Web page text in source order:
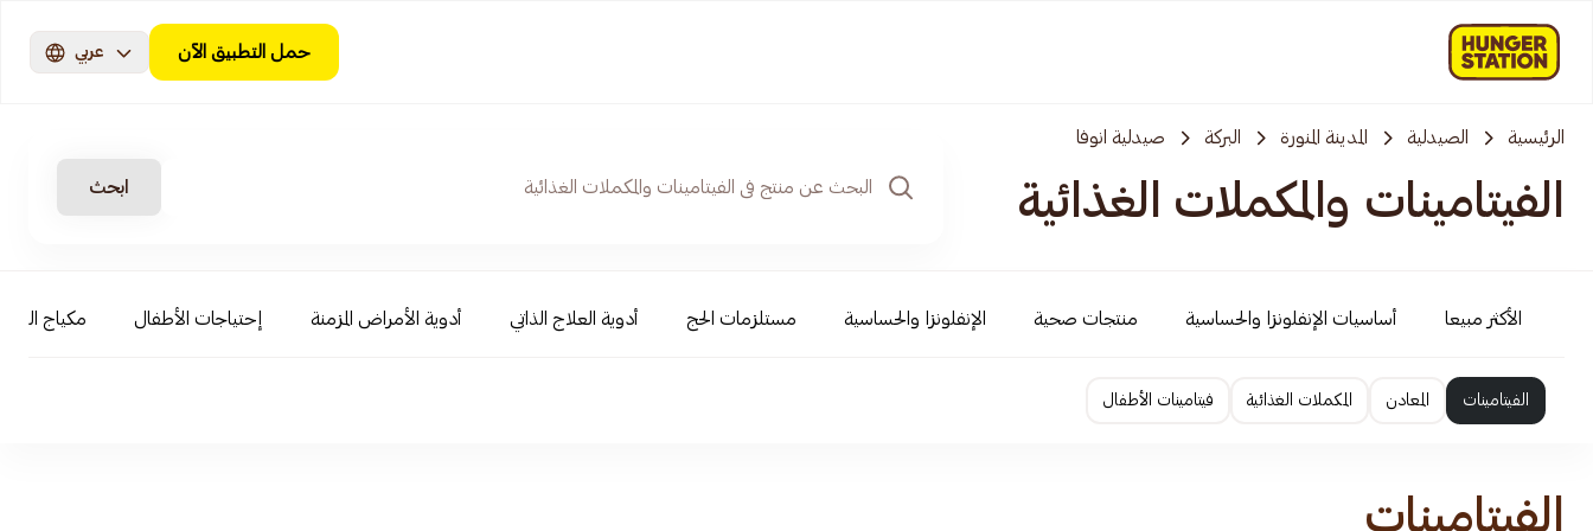
حمل التطبيق الآن عربي
الرئيسية الصيدلية المدينة المنورة البركة صيدلية انوفا
الفيتامينات والمكملات الغذائية ابحث
الأكثر مبيعا أساسيات الإنفلونزا والحساسية منتجات صحية الإنفلونزا والحساسية مستلزمات الحج أدوية العلاج الذاتي أدوية الأمراض المزمنة إحتياجات الأطفال مكياج الوجه
الفيتامينات المعادن المكملات الغذائية فيتامينات الأطفال
الفيتامينات